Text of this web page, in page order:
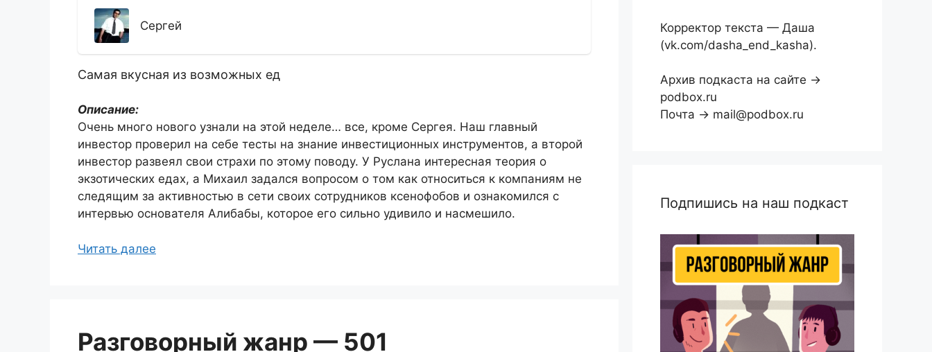
Сергей
Самая вкусная из возможных ед
Описание:
Очень много нового узнали на этой неделе… все, кроме Сергея. Наш главный
инвестор проверил на себе тесты на знание инвестиционных инструментов, а второй
инвестор развеял свои страхи по этому поводу. У Руслана интересная теория о
экзотических едах, а Михаил задался вопросом о том как относиться к компаниям не
следящим за активностью в сети своих сотрудников ксенофобов и ознакомился с
интервью основателя Алибабы, которое его сильно удивило и насмешило.
Читать далее
Разговорный жанр — 501
Корректор текста — Даша
(vk.com/dasha_end_kasha).
Архив подкаста на сайте →
podbox.ru
Почта → mail@podbox.ru
Подпишись на наш подкаст